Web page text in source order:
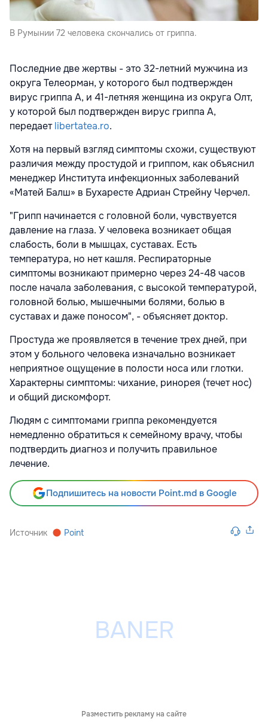
В Румынии 72 человека скончались от гриппа.
Последние две жертвы - это 32-летний мужчина из
округа Телеорман, у которого был подтвержден
вирус гриппа А, и 41-летняя женщина из округа Олт,
у которой был подтвержден вирус гриппа А,
передаетlibertatea.ro.
Хотя на первый взгляд симптомы схожи, существуют
различия между простудой и гриппом, как объяснил
менеджер Института инфекционных заболеваний
«Матей Балш» в Бухаресте Адриан Стрейну Черчел.
"Грипп начинается с головной боли, чувствуется
давление на глаза. У человека возникает общая
слабость, боли в мышцах, суставах. Есть
температура, но нет кашля. Респираторные
симптомы возникают примерно через 24-48 часов
после начала заболевания, с высокой температурой,
головной болью, мышечными болями, болью в
суставах и даже поносом", - объясняет доктор.
Простуда же проявляется в течение трех дней, при
этом у больного человека изначально возникает
неприятное ощущение в полости носа или глотки.
Характерны симптомы: чихание, ринорея (течет нос)
и общий дискомфорт.
Людям с симптомами гриппа рекомендуется
немедленно обратиться к семейному врачу, чтобы
подтвердить диагноз и получить правильное
лечение.
Подпишитесь на новости Point.md в Google
Источник Point
Разместить рекламу на сайте